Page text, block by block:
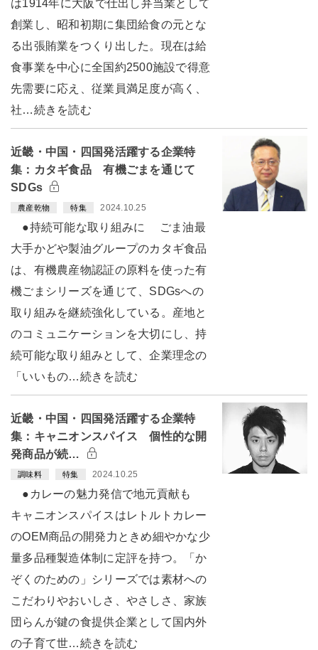
は1914年に大阪で仕出し弁当業として
創業し、昭和初期に集団給食の元とな
る出張賄業をつくり出した。現在は給
食事業を中心に全国約2500施設で得意
先需要に応え、従業員満足度が高く、
社…続きを読む
近畿・中国・四国発活躍する企業特
集：カタギ食品 有機ごまを通じて
SDGs
農産乾物 特集 2024.10.25
●持続可能な取り組みに ごま油最
大手かどや製油グループのカタギ食品
は、有機農産物認証の原料を使った有
機ごまシリーズを通じて、SDGsへの
取り組みを継続強化している。産地と
のコミュニケーションを大切にし、持
続可能な取り組みとして、企業理念の
「いいもの…続きを読む
近畿・中国・四国発活躍する企業特
集：キャニオンスパイス 個性的な開
発商品が続…
調味料 特集 2024.10.25
●カレーの魅力発信で地元貢献も
キャニオンスパイスはレトルトカレー
のOEM商品の開発力ときめ細やかな少
量多品種製造体制に定評を持つ。「か
ぞくのための」シリーズでは素材への
こだわりやおいしさ、やさしさ、家族
団らんが鍵の食提供企業として国内外
の子育て世…続きを読む